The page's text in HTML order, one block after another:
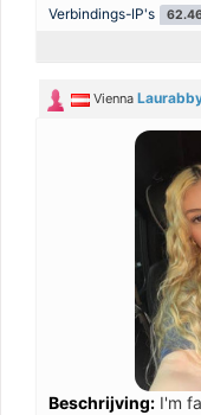
Verbindings-IP's
Vienna
Beschrijving: I'm